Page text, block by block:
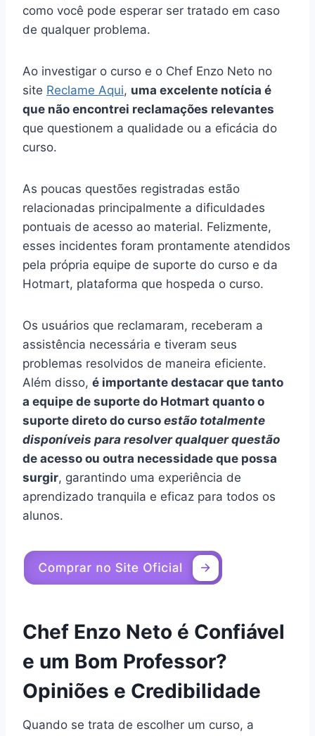
como você pode esperar ser tratado em caso
de qualquer problema.
Ao investigar o curso e o Chef Enzo Neto no
site Reclame Aqui, uma excelente notícia é
que não encontrei reclamações relevantes
que questionem a qualidade ou a eficácia do
curso.
As poucas questões registradas estão
relacionadas principalmente a dificuldades
pontuais de acesso ao material. Felizmente,
esses incidentes foram prontamente atendidos
pela própria equipe de suporte do curso e da
Hotmart, plataforma que hospeda o curso.
Os usuários que reclamaram, receberam a
assistência necessária e tiveram seus
problemas resolvidos de maneira eficiente.
Além disso, é importante destacar que tanto
a equipe de suporte do Hotmart quanto o
suporte direto do curso estão totalmente
disponíveis para resolver qualquer questão
de acesso ou outra necessidade que possa
surgir, garantindo uma experiência de
aprendizado tranquila e eficaz para todos os
alunos.
Chef Enzo Neto é Confiável
e um Bom Professor?
Opiniões e Credibilidade
Quando se trata de escolher um curso, a